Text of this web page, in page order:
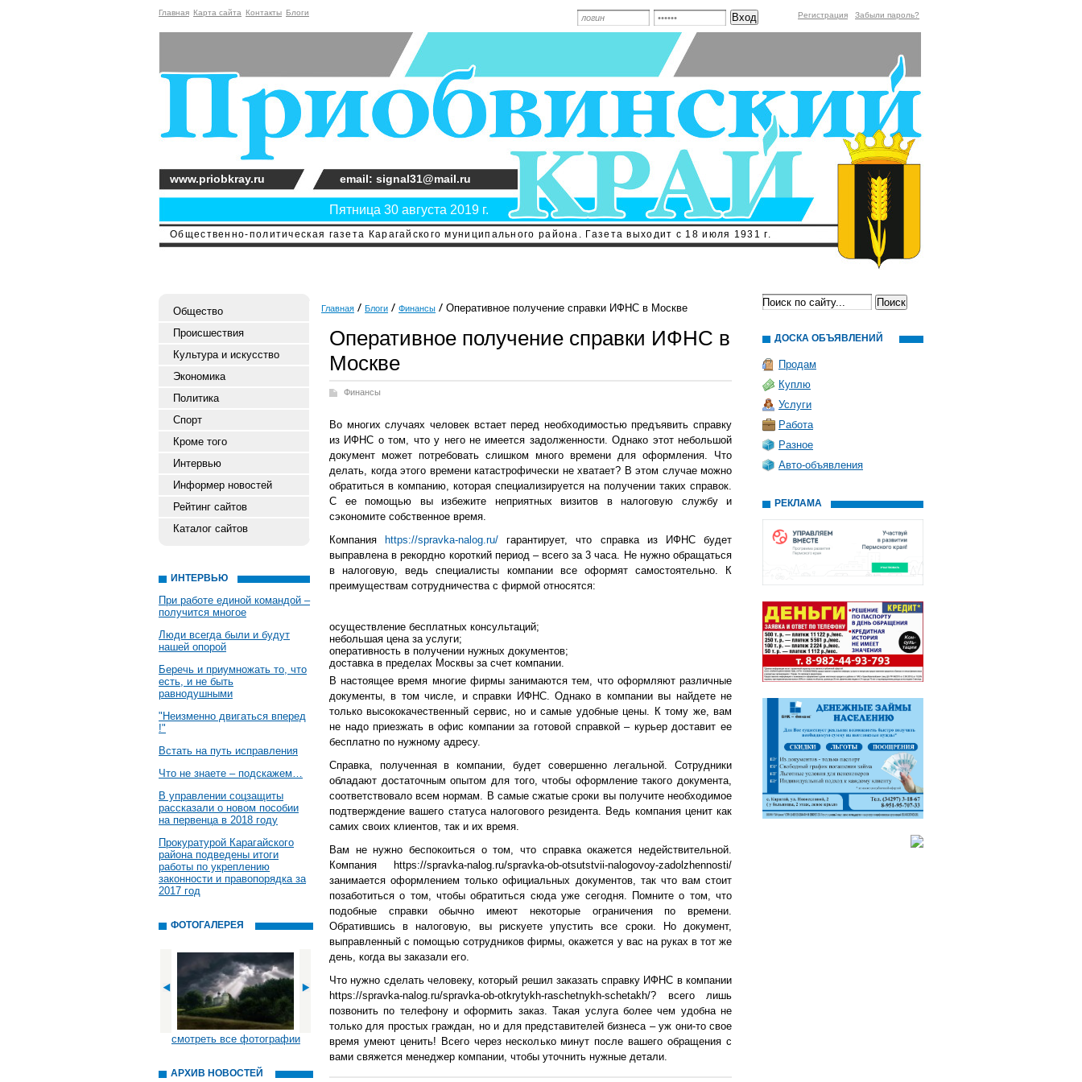
Главная Карта сайта Контакты Блоги Регистрация Забыли пароль?
Общественно-политическая газета Карагайского муниципального района. Газета выходит с 18 июля 1931 г.
Пятница 30 августа 2019 г.
www.priobkray.ru email: signal31@mail.ru
Общество
Происшествия
Культура и искусство
Экономика
Политика
Спорт
Кроме того
Интервью
Информер новостей
Рейтинг сайтов
Каталог сайтов
ИНТЕРВЬЮ
При работе единой командой –
получится многое
Люди всегда были и будут
нашей опорой
Беречь и приумножать то, что
есть, и не быть
равнодушными
"Неизменно двигаться вперед
!"
Встать на путь исправления
Что не знаете – подскажем…
В управлении соцзащиты
рассказали о новом пособии
на первенца в 2018 году
Прокуратурой Карагайского
района подведены итоги
работы по укреплению
законности и правопорядка за
2017 год
ФОТОГАЛЕРЕЯ
смотреть все фотографии
АРХИВ НОВОСТЕЙ
Главная Блоги Финансы Оперативное получение справки ИФНС в Москве
Оперативное получение справки ИФНС в
Москве
Финансы
Во многих случаях человек встает перед необходимостью предъявить справку
из ИФНС о том, что у него не имеется задолженности. Однако этот небольшой
документ может потребовать слишком много времени для оформления. Что
делать, когда этого времени катастрофически не хватает? В этом случае можно
обратиться в компанию, которая специализируется на получении таких справок.
С ее помощью вы избежите неприятных визитов в налоговую службу и
сэкономите собственное время.
Компания
https://spravka-nalog.ru/ гарантирует, что справка из ИФНС будет
выправлена в рекордно короткий период – всего за 3 часа. Не нужно обращаться
в налоговую, ведь специалисты компании все оформят самостоятельно. К
преимуществам сотрудничества с фирмой относятся:
осуществление бесплатных консультаций;
небольшая цена за услуги;
оперативность в получении нужных документов;
доставка в пределах Москвы за счет компании.
В настоящее время многие фирмы занимаются тем, что оформляют различные
документы, в том числе, и справки ИФНС. Однако в компании вы найдете не
только высококачественный сервис, но и самые удобные цены. К тому же, вам
не надо приезжать в офис компании за готовой справкой – курьер доставит ее
бесплатно по нужному адресу.
Справка, полученная в компании, будет совершенно легальной. Сотрудники
обладают достаточным опытом для того, чтобы оформление такого документа,
соответствовало всем нормам. В самые сжатые сроки вы получите необходимое
подтверждение вашего статуса налогового резидента. Ведь компания ценит как
самих своих клиентов, так и их время.
Вам не нужно беспокоиться о том, что справка окажется недействительной.
Компания https://spravka-nalog.ru/spravka-ob-otsutstvii-nalogovoy-zadolzhennosti/
занимается оформлением только официальных документов, так что вам стоит
позаботиться о том, чтобы обратиться сюда уже сегодня. Помните о том, что
подобные справки обычно имеют некоторые ограничения по времени.
Обратившись в налоговую, вы рискуете упустить все сроки. Но документ,
выправленный с помощью сотрудников фирмы, окажется у вас на руках в тот же
день, когда вы заказали его.
Что нужно сделать человеку, который решил заказать справку ИФНС в компании
https://spravka-nalog.ru/spravka-ob-otkrytykh-raschetnykh-schetakh/? всего лишь
позвонить по телефону и оформить заказ. Такая услуга более чем удобна не
только для простых граждан, но и для представителей бизнеса – уж они-то свое
время умеют ценить! Всего через несколько минут после вашего обращения с
вами свяжется менеджер компании, чтобы уточнить нужные детали.
ДОСКА ОБЪЯВЛЕНИЙ
Продам
Куплю
Услуги
Работа
Разное
Авто-объявления
РЕКЛАМА